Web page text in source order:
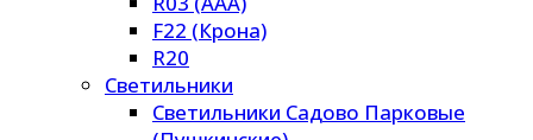
F22 (Крона)
R20
Светильники
Светильники Садово Парковые